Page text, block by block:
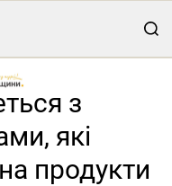
з
які
продукти